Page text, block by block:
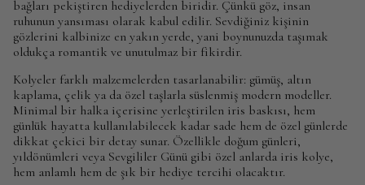
bağları pekiştiren hediyelerden biridir. Çünkü göz, insan
ruhunun yansıması olarak kabul edilir. Sevdiğiniz kişinin
gözlerini kalbinize en yakın yerde, yani boynunuzda taşımak
oldukça romantik ve unutulmaz bir fikirdir.
Kolyeler farklı malzemelerden tasarlanabilir: gümüş, altın
kaplama, çelik ya da özel taşlarla süslenmiş modern modeller.
Minimal bir halka içerisine yerleştirilen iris baskısı, hem
günlük hayatta kullanılabilecek kadar sade hem de özel günlerde
dikkat çekici bir detay sunar. Özellikle doğum günleri,
yıldönümleri veya Sevgililer Günü gibi özel anlarda iris kolye,
hem anlamlı hem de şık bir hediye tercihi olacaktır.